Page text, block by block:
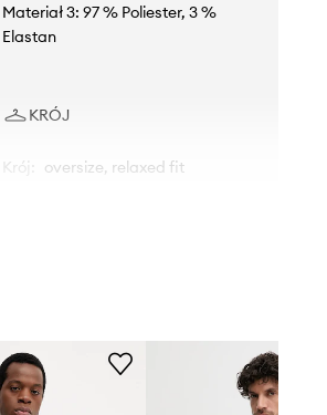
Materiał 3: 97 % Poliester, 3 %
Elastan
KRÓJ
Krój oversize, relaxed fit
Rozmiarówka standardowa
Zalecamy wybór rozmiaru, jaki nosisz
zazwyczaj.